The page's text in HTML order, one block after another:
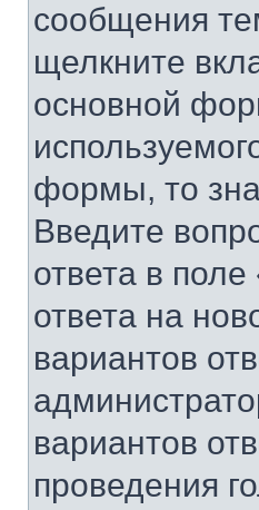
сообщения
щелкните
основной
формы, то
Введите
ответа в
ответа на
вариантов
вариантов
проведения